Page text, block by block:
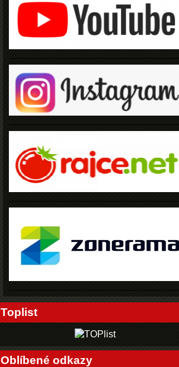
Toplist
Oblíbené odkazy